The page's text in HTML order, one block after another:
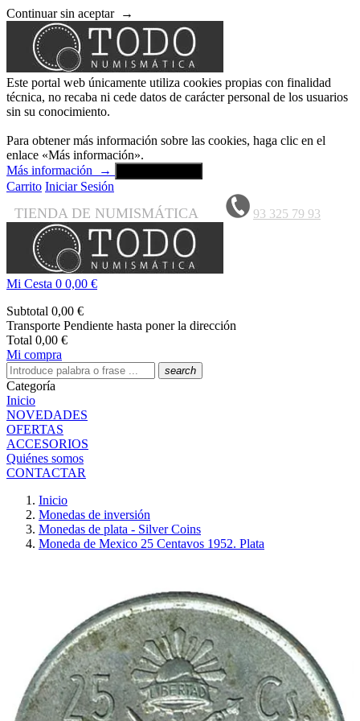
Continuar sin aceptar →
Este portal web únicamente utiliza cookies propias con finalidad
técnica, no recaba ni cede datos de carácter personal de los usuarios
sin su conocimiento.
Para obtener más información sobre las cookies, haga clic en el
enlace «Más información».
Más información
→
Carrito Iniciar Sesión
TIENDA DE NUMISMÁTICA 93 325 79 93
Mi Cesta 0 0,00 €
Subtotal 0,00 €
Transporte Pendiente hasta poner la dirección
Total 0,00 €
Mi compra
search
Categoría
Inicio
NOVEDADES
OFERTAS
ACCESORIOS
Quiénes somos
CONTACTAR
Inicio
Monedas de inversión
Monedas de plata - Silver Coins
Moneda de Mexico 25 Centavos 1952. Plata